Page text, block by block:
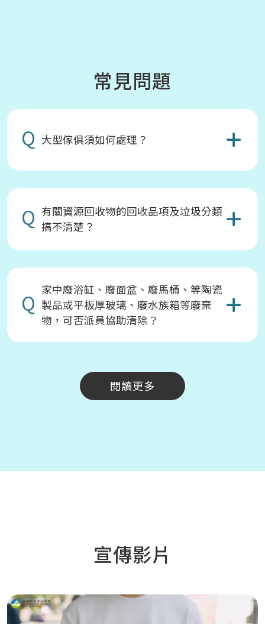
常見問題
Q 大型傢俱須如何處理？
Q 有關資源回收物的回收品項及垃圾分類
搞不清楚？
Q 家中廢浴缸、廢面盆、廢馬桶、等陶瓷
製品或平板厚玻璃、廢水族箱等廢棄
物，可否派員協助清除？
閱讀更多
宣傳影片